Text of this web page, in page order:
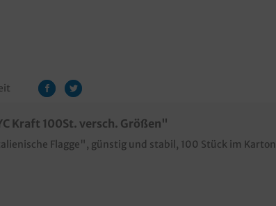
Kraft 100St. versch. Größen"
Flagge", günstig und stabil, 100 Stück im Karton,